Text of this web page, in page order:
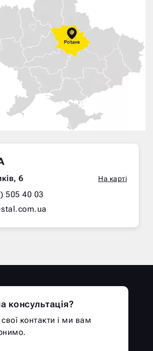
6 На карті
505 40 03
консультація?
контакти і ми вам